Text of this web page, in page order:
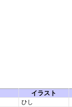
イラスト
ひし